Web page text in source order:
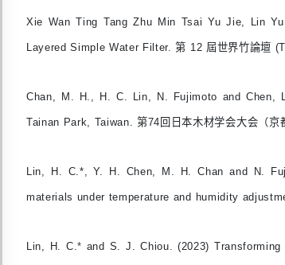
Xie Wan Ting Tang Zhu Min Tsai Yu Jie, Lin
Layered Simple Water Filter. 第 12 屆世界竹論壇
Chan, M. H., H. C. Lin, N. Fujimoto and Chen,
Tainan Park, Taiwan. 第74回日本木材学会大会（京
Lin, H. C.*, Y. H. Chen, M. H. Chan and N.
materials under temperature and humidity
Lin, H. C.* and S. J. Chiou. (2023)